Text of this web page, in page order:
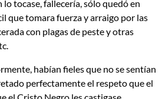
tocase, fallecería, sólo quedó en
que tomara fuerza y arraigo por las
con plagas de peste y otras
habían fieles que no se sentían
perfectamente el respeto que el